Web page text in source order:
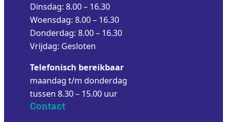
Dinsdag: 8.00 – 16.30
Woensdag: 8.00 – 16.30
Donderdag: 8.00 – 16.30
Vrijdag: Gesloten
Telefonisch bereikbaar
maandag t/m donderdag
tussen 8.30 – 15.00 uur
Contact